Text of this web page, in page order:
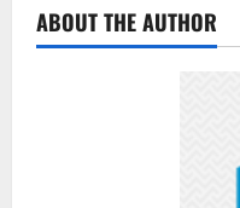
ABOUT THE AUTHOR